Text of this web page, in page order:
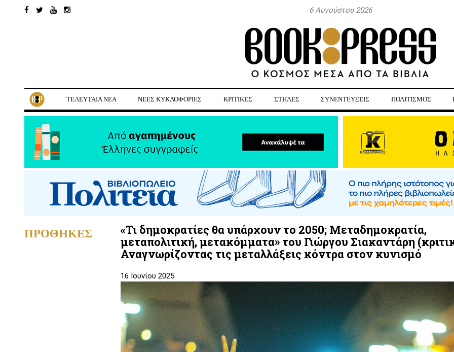
6 Αυγούστου 2026
ΤΕΛΕΥΤΑΙΑ ΝΕΑ ΝΕΕΣ ΚΥΚΛΟΦΟΡΙΕΣ ΚΡΙΤΙΚΕΣ ΣΤΗΛΕΣ ΣΥΝΕΝΤΕΥΞΕΙΣ ΠΟΛΙΤΙΣΜΟΣ
«Τι δημοκρατίες θα υπάρχουν το 2050; Μεταδημοκρατία,
μεταπολιτική, μετακόμματα» του Γιώργου Σιακαντάρη
Αναγνωρίζοντας τις μεταλλάξεις κόντρα στον κυνισμό
16 Ιουνίου 2025
ΠΡΟΘΗΚΕΣ